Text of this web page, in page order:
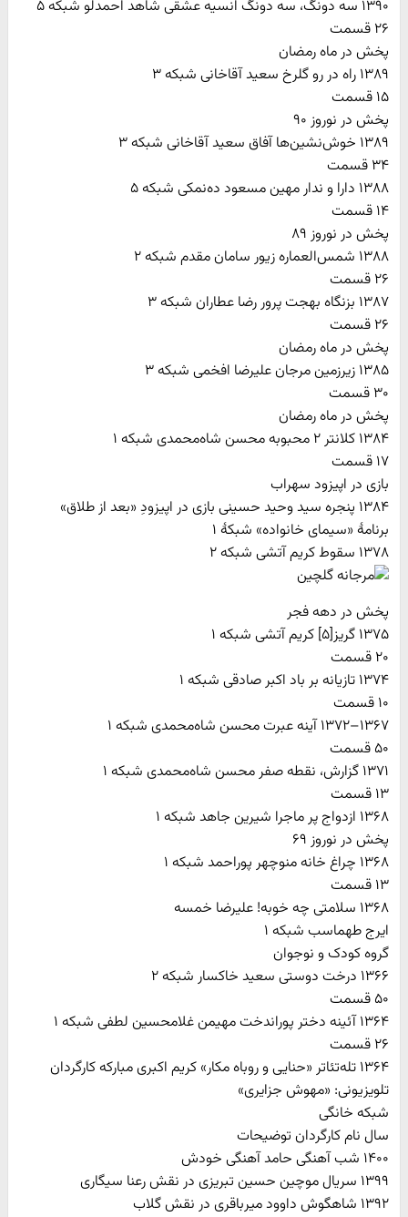
۱۳۹۰ سه دونگ، سه دونگ انسیه عشقی شاهد احمدلو شبکه ۵
۲۶ قسمت
پخش در ماه رمضان
۱۳۸۹ راه در رو گلرخ سعید آقاخانی شبکه ۳
۱۵ قسمت
پخش در نوروز ۹۰
۱۳۸۹ خوش‌نشین‌ها آفاق سعید آقاخانی شبکه ۳
۳۴ قسمت
۱۳۸۸ دارا و ندار مهین مسعود ده‌نمکی شبکه ۵
۱۴ قسمت
پخش در نوروز ۸۹
۱۳۸۸ شمس‌العماره زیور سامان مقدم شبکه ۲
۲۶ قسمت
۱۳۸۷ بزنگاه بهجت پرور رضا عطاران شبکه ۳
۲۶ قسمت
پخش در ماه رمضان
۱۳۸۵ زیرزمین مرجان علیرضا افخمی شبکه ۳
۳۰ قسمت
پخش در ماه رمضان
۱۳۸۴ کلانتر ۲ محبوبه محسن شاه‌محمدی شبکه ۱
۱۷ قسمت
بازی در اپیزود سهراب
۱۳۸۴ پنجره سید وحید حسینی بازی در اپیزودِ «بعد از طلاق»
برنامهٔ «سیمای خانواده» شبکهٔ ۱
۱۳۷۸ سقوط کریم آتشی شبکه ۲
پخش در دهه فجر
۱۳۷۵ گریز[۵] کریم آتشی شبکه ۱
۲۰ قسمت
۱۳۷۴ تازیانه بر باد اکبر صادقی شبکه ۱
۱۰ قسمت
۱۳۶۷–۱۳۷۲ آینه عبرت محسن شاه‌محمدی شبکه ۱
۵۰ قسمت
۱۳۷۱ گزارش، نقطه صفر محسن شاه‌محمدی شبکه ۱
۱۳ قسمت
۱۳۶۸ ازدواج پر ماجرا شیرین جاهد شبکه ۱
پخش در نوروز ۶۹
۱۳۶۸ چراغ خانه منوچهر پوراحمد شبکه ۱
۱۳ قسمت
۱۳۶۸ سلامتی چه خوبه! علیرضا خمسه
ایرج طهماسب شبکه ۱
گروه کودک و نوجوان
۱۳۶۶ درخت دوستی سعید خاکسار شبکه ۲
۵۰ قسمت
۱۳۶۴ آئینه دختر پوراندخت مهیمن غلامحسین لطفی شبکه ۱
۲۶ قسمت
۱۳۶۴ تله‌تئاتر «حنایی و روباه مکار» کریم اکبری مبارکه کارگردان
تلویزیونی: «مهوش جزایری»
شبکه خانگی
سال نام کارگردان توضیحات
۱۴۰۰ شب آهنگی حامد آهنگی خودش
۱۳۹۹ سریال موچین حسین تبریزی در نقش رعنا سیگاری
۱۳۹۲ شاهگوش داوود میرباقری در نقش گلاب